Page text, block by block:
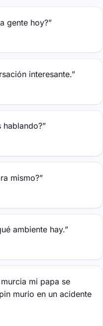
gente hoy?”
interesante.”
hablando?”
mismo?”
ambiente hay.”
mi papa se
murio en un acidente